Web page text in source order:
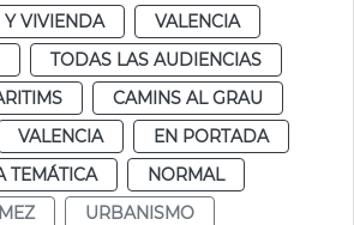
VIVIENDA
VALENCIA
TODAS LAS AUDIENCIAS
CAMINS AL GRAU
VALENCIA
EN PORTADA
TEMÁTICA
NORMAL
URBANISMO